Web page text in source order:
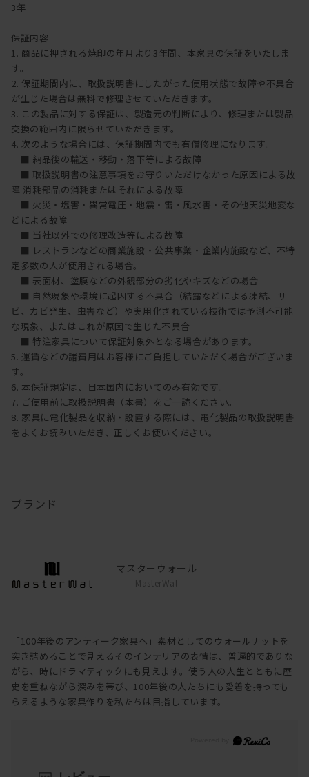
3年
保証内容
1. 商品に押される焼印の年月より3年間、本家具の保証をいたしま
す。
2. 保証期間内に、取扱説明書にしたがった使用状態で故障や不具合
が生じた場合は無料で修理させていただきます。
3. この製品に対する保証は、製造元の判断により、修理または製品
交換の範囲内に限らせていただきます。
4. 次のような場合には、保証期間内でも有償修理になります。
■ 納品後の輸送・移動・落下等による故障
■ 取扱説明書の注意事項をお守りいただけなかった原因による故
障 消耗部品の消耗またはそれによる故障
■ 火災・塩害・異常電圧・地震・雷・風水害・その他天災地変な
どによる故障
■ 当社以外での修理改造等による故障
■ レストランなどの商業施設・公共事業・企業内施設など、不特
定多数の人が使用される場合。
■ 表面材、塗膜などの外観部分の劣化やキズなどの場合
■ 自然現象や環境に起因する不具合（結露などによる凍結、サ
ビ、カビ発生、虫害など）や実用化されている技術では予測不可能
な現象、またはこれが原因で生じた不具合
■ 特注家具について保証対象外となる場合があります。
5. 運賃などの諸費用はお客様にご負担していただく場合がございま
す。
6. 本保証規定は、日本国内においてのみ有効です。
7. ご使用前に取扱説明書（本書）をご一読ください。
8. 家具に電化製品を収納・設置する際には、電化製品の取扱説明書
をよくお読みいただき、正しくお使いください。
ブランド
マスターウォール
MasterWal
「100年後のアンティーク家具へ」素材としてのウォールナットを
突き詰めることで見えるそのインテリアの表情は、普遍的でありな
がら、時にドラマティックにも見えます。使う人の人生とともに歴
史を重ねながら深みを帯び、100年後の人たちにも愛着を持っても
らえるような家具作りを私たちは目指しています。